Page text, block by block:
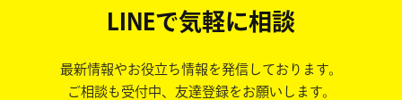
LINEで気軽に相談
最新情報やお役立ち情報を発信しております。
ご相談も受付中、友達登録をお願いします。